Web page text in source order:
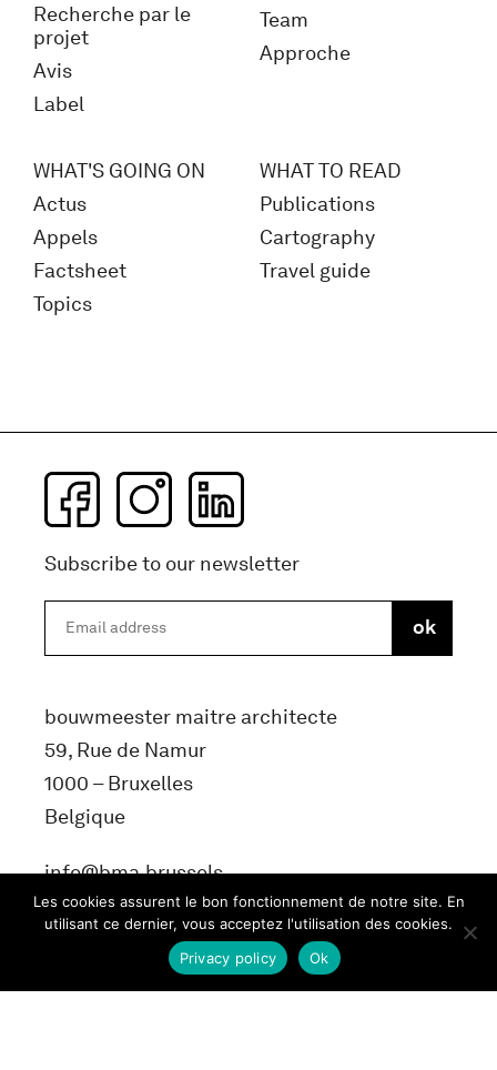
Recherche par le
projet
Avis
Label
Team
Approche
WHAT'S GOING ON
Actus
Appels
Factsheet
Topics
WHAT TO READ
Publications
Cartography
Travel guide
Subscribe to our newsletter
bouwmeester maitre architecte
59, Rue de Namur
1000 – Bruxelles
Belgique
info@bma.brussels
Les cookies assurent le bon fonctionnement de notre site. En
utilisant ce dernier, vous acceptez l'utilisation des cookies.
Ok
Privacy policy